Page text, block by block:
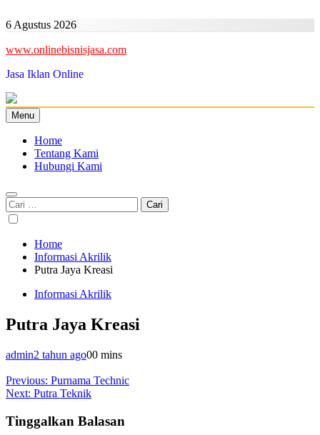
to
6 Agustus 2026
www.onlinebisnisjasa.com
Jasa Iklan Online
Menu
Home
Tentang Kami
Hubungi Kami
Cari
untuk:
Home
Informasi Akrilik
Putra Jaya Kreasi
Informasi Akrilik
Putra Jaya Kreasi
admin2 tahun ago00 mins
Navigasi
pos
Previous: Purnama Technic
Next: Putra Teknik
Tinggalkan Balasan